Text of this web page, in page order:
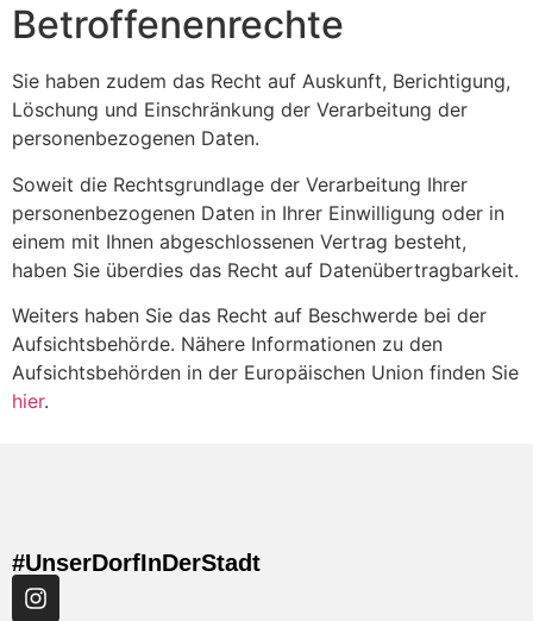
Betroffenenrechte
Sie haben zudem das Recht auf Auskunft, Berichtigung,
Löschung und Einschränkung der Verarbeitung der
personenbezogenen Daten.
Soweit die Rechtsgrundlage der Verarbeitung Ihrer
personenbezogenen Daten in Ihrer Einwilligung oder in
einem mit Ihnen abgeschlossenen Vertrag besteht,
haben Sie überdies das Recht auf Datenübertragbarkeit.
Weiters haben Sie das Recht auf Beschwerde bei der
Aufsichtsbehörde. Nähere Informationen zu den
Aufsichtsbehörden in der Europäischen Union finden Sie
hier.
#UnserDorfInDerStadt